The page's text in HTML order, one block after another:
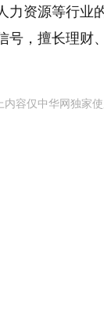
力资源等行业
号，擅长理财
内容仅中华网独家